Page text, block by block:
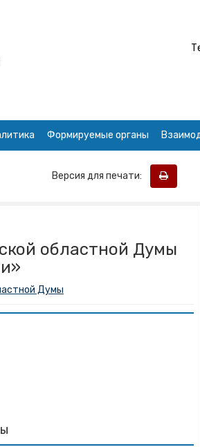
Формируемые органы
Версия для печати:
областной Думы
Думы